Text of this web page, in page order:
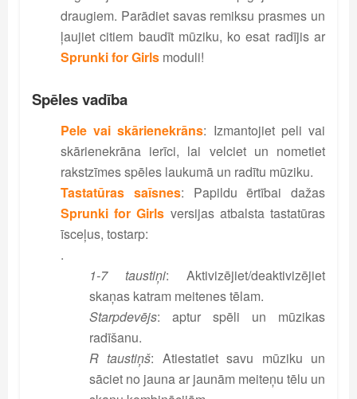
draugiem. Parādiet savas remiksu prasmes un
ļaujiet citiem baudīt mūziku, ko esat radījis ar
Sprunki for Girls moduli!
Spēles vadība
Pele vai skārienekrāns: Izmantojiet peli vai
skārienekrāna ierīci, lai velciet un nometiet
rakstzīmes spēles laukumā un radītu mūziku.
Tastatūras saīsnes: Papildu ērtībai dažas
Sprunki for Girls versijas atbalsta tastatūras
īsceļus, tostarp:
.
1-7 taustiņi: Aktivizējiet/deaktivizējiet
skaņas katram meitenes tēlam.
Starpdevējs: aptur spēli un mūzikas
radīšanu.
R taustiņš: Atiestatiet savu mūziku un
sāciet no jauna ar jaunām meiteņu tēlu un